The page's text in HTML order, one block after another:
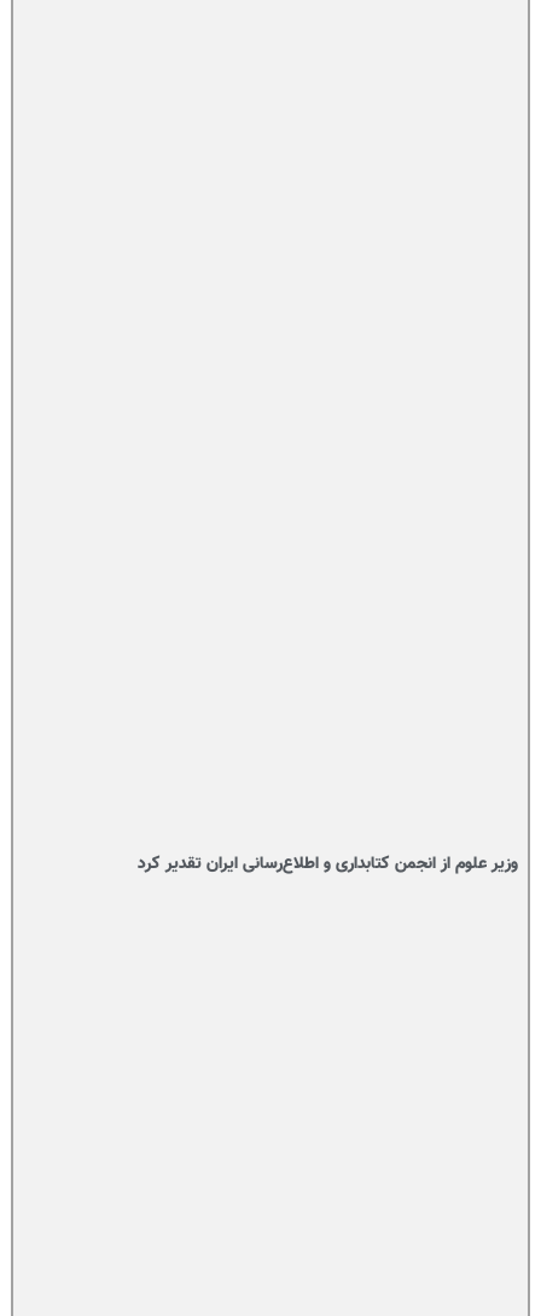
وزیر علوم از انجمن کتابداری و اطلاع‌رسانی ایران تقدیر کرد